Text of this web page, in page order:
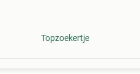
Topzoekertje